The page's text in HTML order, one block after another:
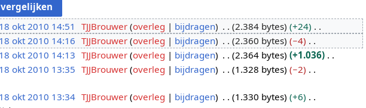
18 okt 2010 14:51 TJJBrouwer overleg bijdragen 2.384 bytes
+24
18 okt 2010 14:16 TJJBrouwer overleg bijdragen 2.360 bytes
−4
18 okt 2010 14:13 TJJBrouwer overleg bijdragen 2.364 bytes
+1.036
18 okt 2010 13:35 TJJBrouwer overleg bijdragen 1.328 bytes
−2
18 okt 2010 13:34 TJJBrouwer overleg bijdragen 1.330 bytes
+6